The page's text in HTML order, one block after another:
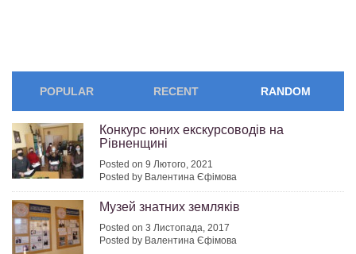
POPULAR RECENT RANDOM
Конкурс юних екскурсоводів на
Рівненщині
Posted on 9 Лютого, 2021
Posted by Валентина Єфімова
Музей знатних земляків
Posted on 3 Листопада, 2017
Posted by Валентина Єфімова